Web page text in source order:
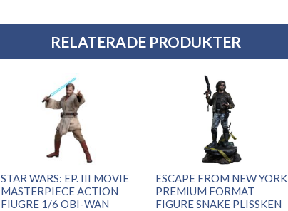
RELATERADE PRODUKTER
STAR WARS: EP. III MOVIE
MASTERPIECE ACTION
FIUGRE 1/6 OBI-WAN
ESCAPE FROM NEW YORK
PREMIUM FORMAT
FIGURE SNAKE PLISSKEN